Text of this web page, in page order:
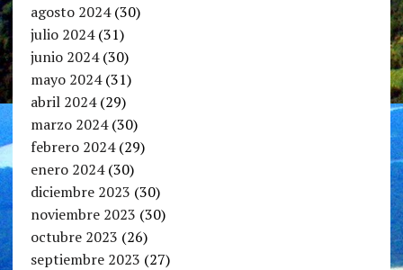
agosto 2024(30)
julio 2024(31)
junio 2024(30)
mayo 2024(31)
abril 2024(29)
marzo 2024(30)
febrero 2024(29)
enero 2024(30)
diciembre 2023 (30)
noviembre 2023 (30)
octubre 2023 (26)
septiembre 2023 (27)